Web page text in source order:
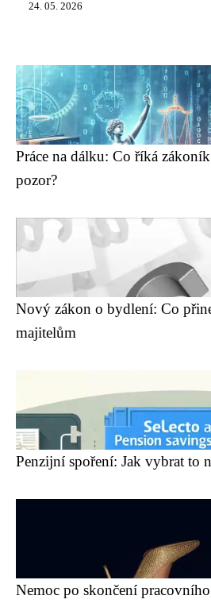
24. 05. 2026
Práce na dálku: Co říká
pozor?
Nový zákon o bydlení: Co
majitelům
Penzijní spoření: Jak vybrat to
Nemoc po skončení